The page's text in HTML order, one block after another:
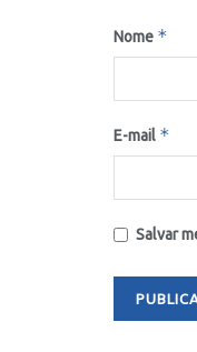
Nome *
E-mail *
Salvar